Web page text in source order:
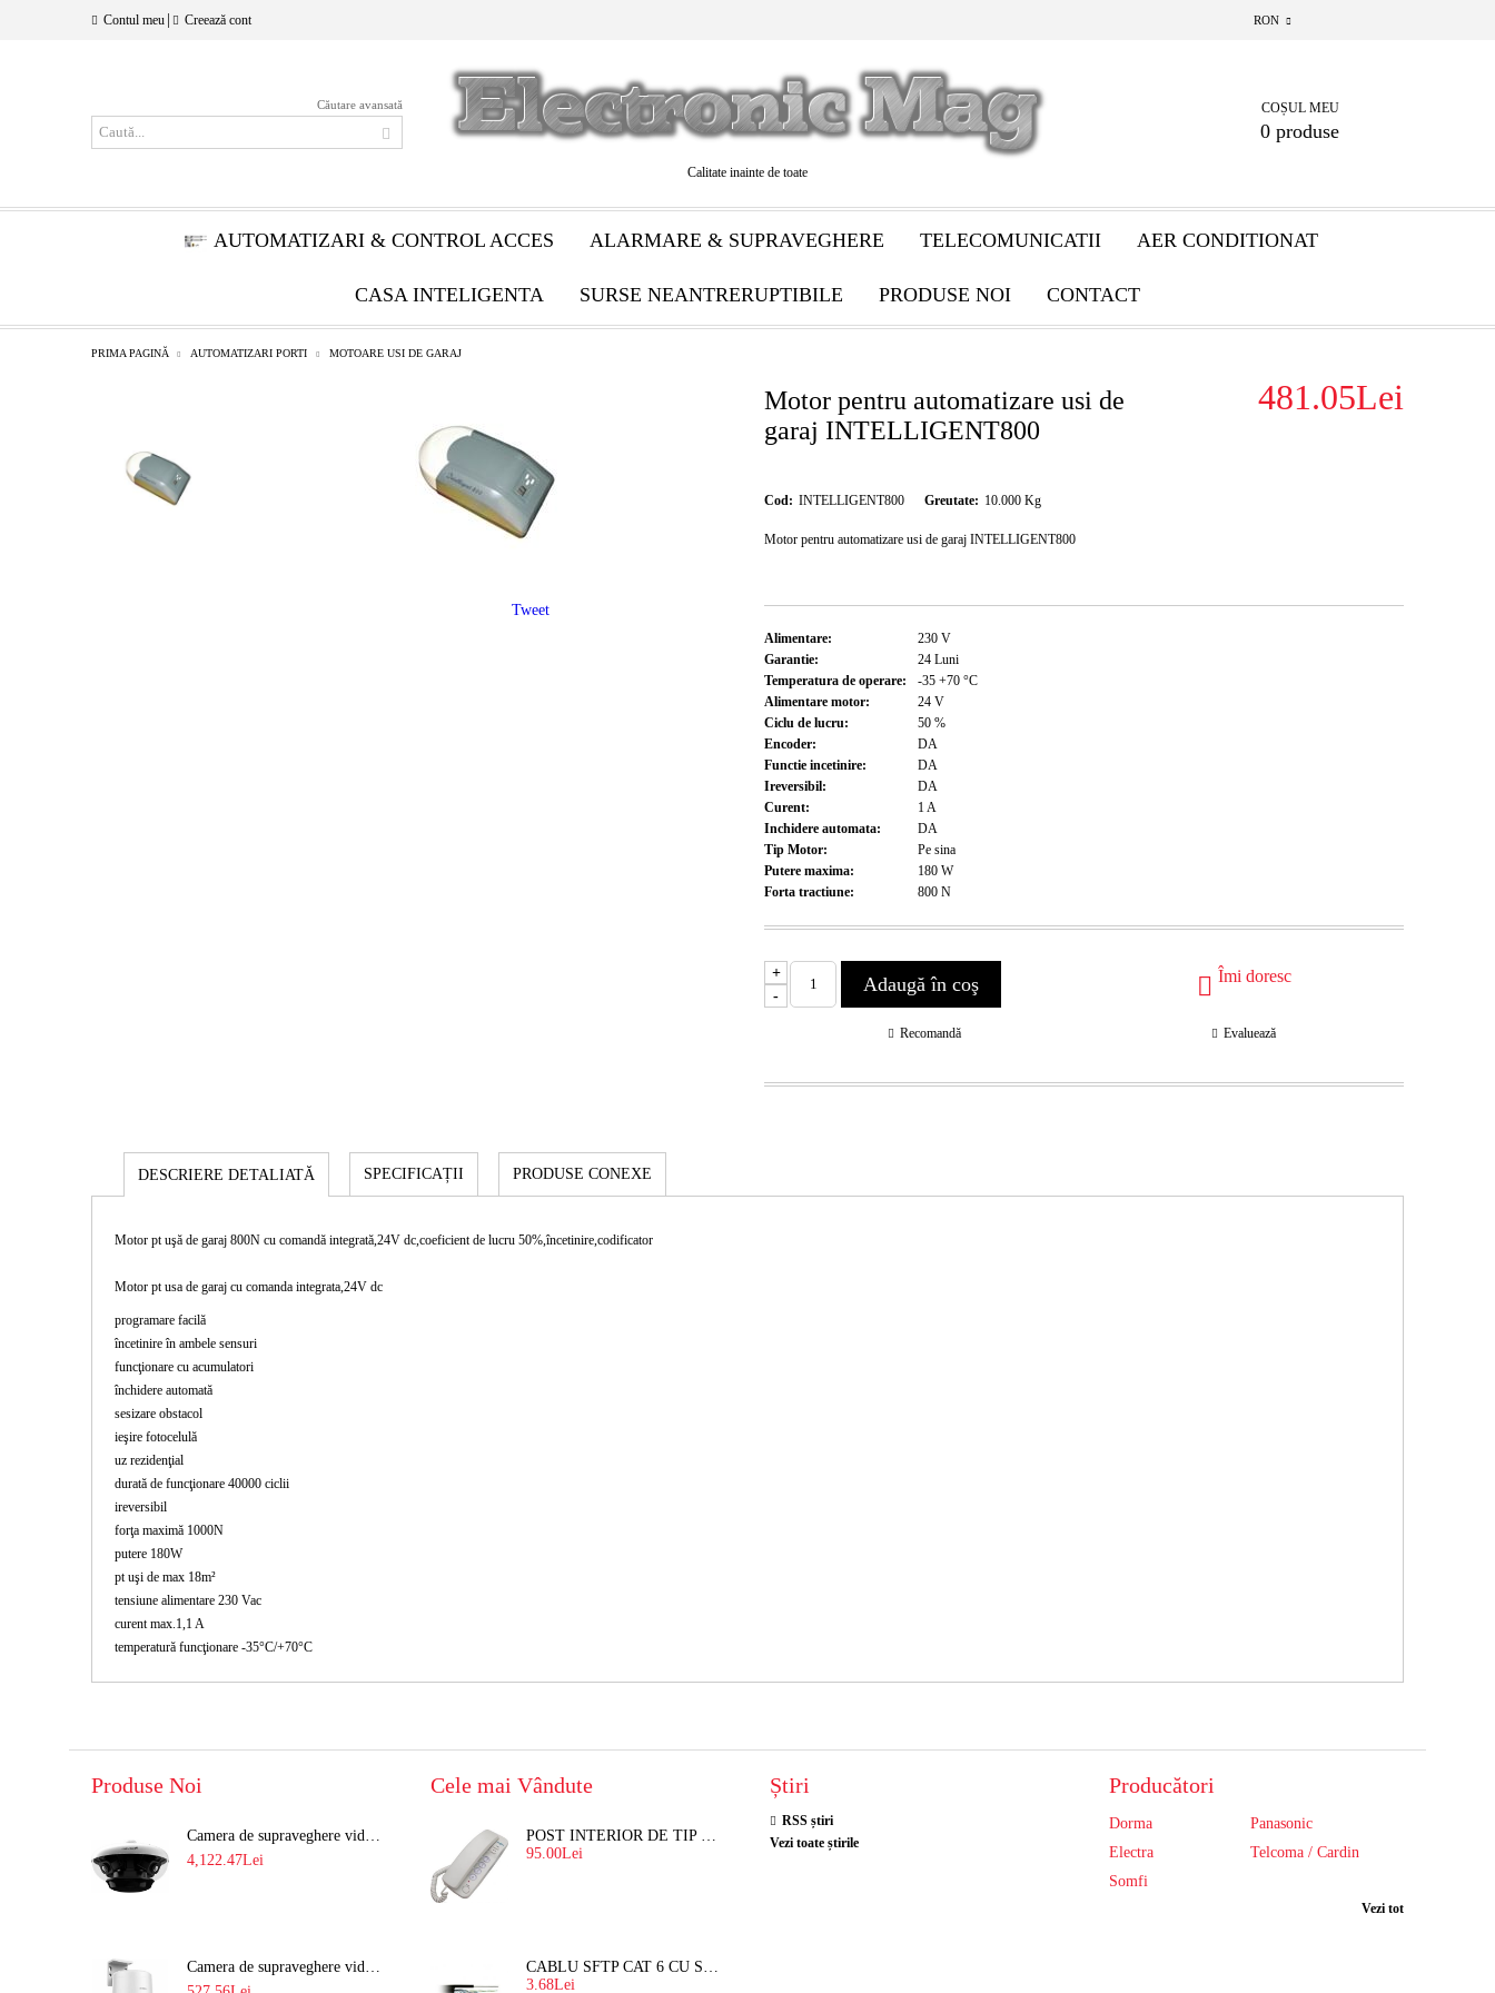
Contul meu Creează cont RON
Căutare avansată
Calitate inainte de toate
COȘUL MEU
0 produse
AUTOMATIZARI & CONTROL ACCES ALARMARE & SUPRAVEGHERE TELECOMUNICATII AER CONDITIONAT
CASA INTELIGENTA SURSE NEANTRERUPTIBILE PRODUSE NOI CONTACT
PRIMA PAGINĂ AUTOMATIZARI PORTI MOTOARE USI DE GARAJ
Motor pentru automatizare usi de
garaj INTELLIGENT800
481.05Lei
Cod: INTELLIGENT800 Greutate: 10.000 Kg
Motor pentru automatizare usi de garaj INTELLIGENT800
Alimentare: 230 V
Garantie:
24 Luni
Temperatura de operare:
-35 +70 °C
Alimentare motor:
24 V
Ciclu de lucru:
50 %
Encoder:
DA
Functie incetinire:
DA
Ireversibil:
DA
Curent:
1A
Inchidere automata:
DA
Tip Motor:
Pe sina
Putere maxima:
180 W
Forta tractiune:
800 N
+
-
Îmi doresc
Recomandă Evaluează
Tweet
DESCRIERE DETALIATĂ SPECIFICAȚII PRODUSE CONEXE
Motor pt uşă de garaj 800N cu comandă integrată,24V dc,coeficient de lucru 50%,încetinire,codificator
Motor pt usa de garaj cu comanda integrata,24V dc
programare facilă
încetinire în ambele sensuri
funcţionare cu acumulatori
închidere automată
sesizare obstacol
ieşire fotocelulă
uz rezidenţial
durată de funcţionare 40000 ciclii
ireversibil
forţa maximă 1000N
putere 180W
pt uşi de max 18m²
tensiune alimentare 230 Vac
curent max.1,1 A
temperatură funcţionare -35°C/+70°C
Produse Noi
Camera de supraveghere video 8MP panoramica de exterior(4x2MP Stitched) Navaio NGC-7482PR
4,122.47Lei
Camera de supraveghere video IP PT 4MP cu lumina alba 30M si lentila fixa Hikvision DS-2DE2C400SCG-E F1
Cele mai Vândute
POST INTERIOR DE TIP TELEFON RESEL, T8018 PENTRU INTERFON DE BLOC
95.00Lei
CABLU SFTP CAT 6 CU SUFA, DE EXTERIOR 8 FIRE X 0,56 MM
3.68Lei
Știri
RSS știri
Vezi toate știrile
Producători
Dorma
Panasonic
Electra
Telcoma / Cardin
Somfi
Vezi tot